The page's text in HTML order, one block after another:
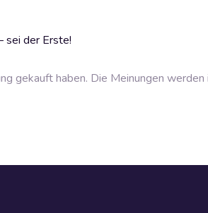
sei der Erste!
gekauft haben. Die Meinungen werden